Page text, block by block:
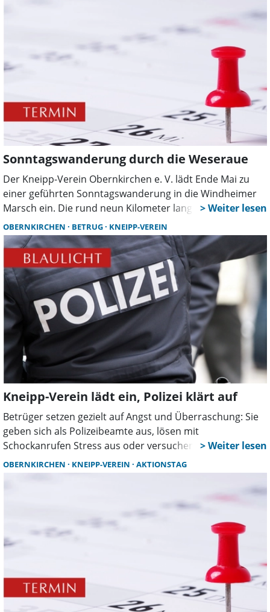
zwischen Weser und Steinhuder Meer.
Sonntagswanderung durch die Weseraue
Der Kneipp-Verein Obernkirchen e. V. lädt Ende Mai zu
einer geführten Sonntagswanderung in die Windheimer
Marsch ein. Die rund neun Kilometer lange Strecke gilt als
leicht und führt durch eine abwechslungsreiche
Landschaft, die durch den früheren Abbau von Kies und
Sand entstanden ist.
OBERNKIRCHEN BETRUG KNEIPP-VEREIN
Kneipp-Verein lädt ein, Polizei klärt auf
Betrüger setzen gezielt auf Angst und Überraschung: Sie
geben sich als Polizeibeamte aus, lösen mit
Schockanrufen Stress aus oder versuchen es mit dem
„Enkeltrick“. Wie sich ältere Menschen vor solchen
Maschen schützen können, steht im Mittelpunkt einer
OBERNKIRCHEN KNEIPP-VEREIN AKTIONSTAG